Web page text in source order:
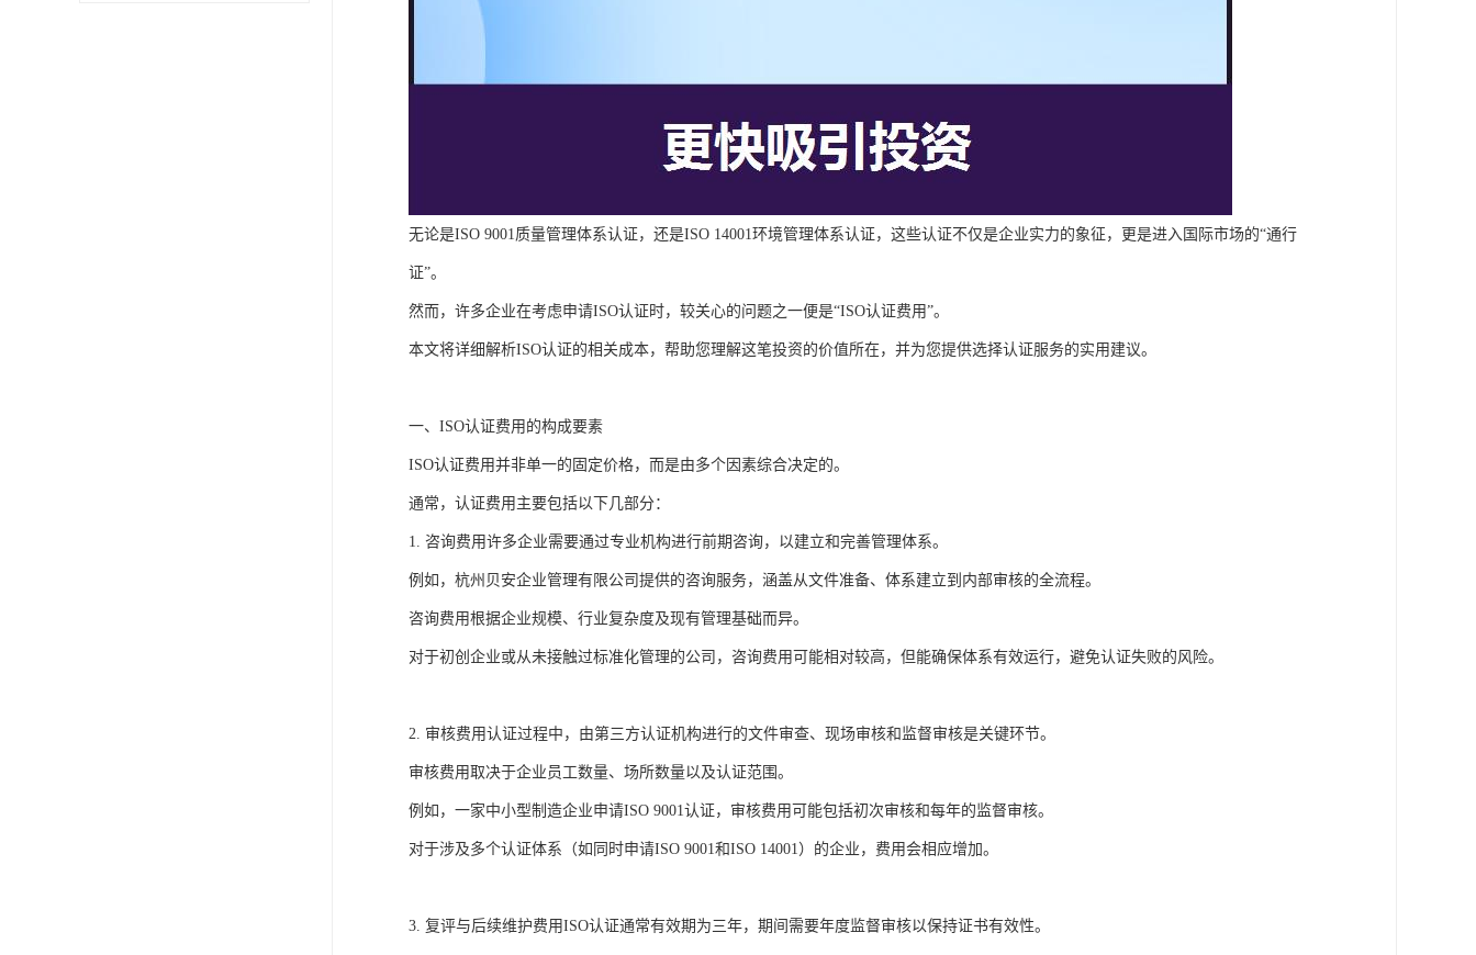
无论是ISO 9001质量管理体系认证，还是ISO 14001环境管理体系认证，这些认证不仅是企业实力的象征，更是进入国际市场的“通行
证”。
然而，许多企业在考虑申请ISO认证时，较关心的问题之一便是“ISO认证费用”。
本文将详细解析ISO认证的相关成本，帮助您理解这笔投资的价值所在，并为您提供选择认证服务的实用建议。
一、ISO认证费用的构成要素
ISO认证费用并非单一的固定价格，而是由多个因素综合决定的。
通常，认证费用主要包括以下几部分：
1. 咨询费用许多企业需要通过专业机构进行前期咨询，以建立和完善管理体系。
例如，杭州贝安企业管理有限公司提供的咨询服务，涵盖从文件准备、体系建立到内部审核的全流程。
咨询费用根据企业规模、行业复杂度及现有管理基础而异。
对于初创企业或从未接触过标准化管理的公司，咨询费用可能相对较高，但能确保体系有效运行，避免认证失败的风险。
2. 审核费用认证过程中，由第三方认证机构进行的文件审查、现场审核和监督审核是关键环节。
审核费用取决于企业员工数量、场所数量以及认证范围。
例如，一家中小型制造企业申请ISO 9001认证，审核费用可能包括初次审核和每年的监督审核。
对于涉及多个认证体系（如同时申请ISO 9001和ISO 14001）的企业，费用会相应增加。
3. 复评与后续维护费用ISO认证通常有效期为三年，期间需要年度监督审核以保持证书有效性。